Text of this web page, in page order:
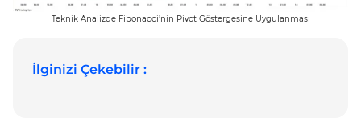
Teknik Analizde Fibonacci’nin Pivot Göstergesine Uygulanması
İlginizi Çekebilir :